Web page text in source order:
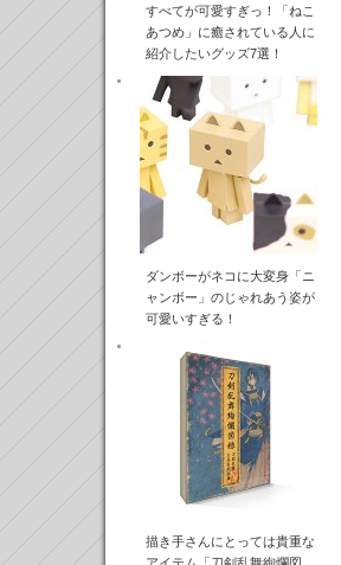
すべてが可愛すぎっ！「ねこ
あつめ」に癒されている人に
紹介したいグッズ7選！
ダンボーがネコに大変身「ニ
ャンボー」のじゃれあう姿が
可愛いすぎる！
描き手さんにとっては貴重な